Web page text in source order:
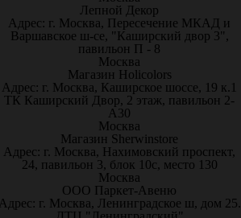
Лепной Декор
Адрес: г. Москва, Пересечение МКАД и
Варшавское ш-се, "Каширский двор 3",
павильон П - 8
Москва
Магазин Holicolors
Адрес: г. Москва, Каширское шоссе, 19 к.1
ТК Каширский Двор, 2 этаж, павильон 2-
А30
Москва
Магазин Sherwinstore
Адрес: г. Москва, Нахимовский проспект,
24, павильон 3, блок 10с, место 130
Москва
ООО Паркет-Авeню
г. Москва, Ленинградское ш, дом 25.